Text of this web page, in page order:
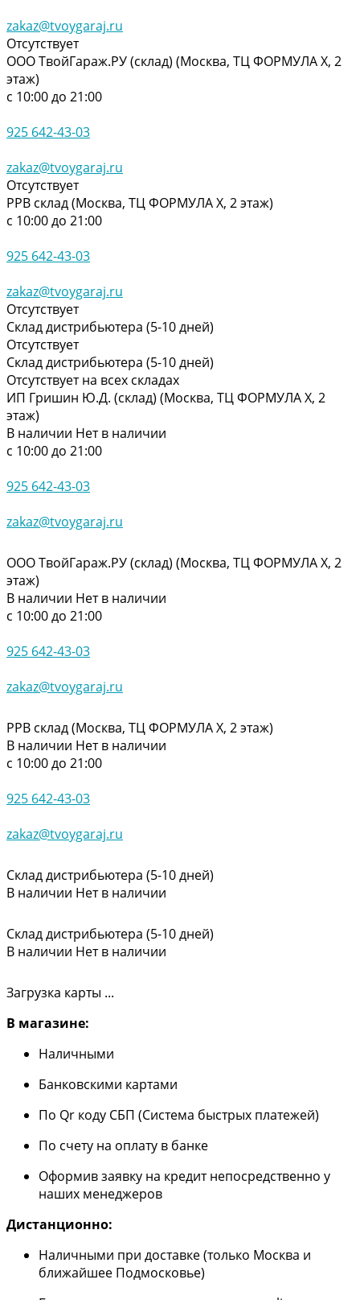
zakaz@tvoygaraj.ru
Отсутствует
ООО ТвойГараж.РУ (склад) (Москва, ТЦ ФОРМУЛА Х, 2
этаж)
с 10:00 до 21:00
925 642-43-03
zakaz@tvoygaraj.ru
Отсутствует
РРВ склад (Москва, ТЦ ФОРМУЛА Х, 2 этаж)
с 10:00 до 21:00
925 642-43-03
zakaz@tvoygaraj.ru
Отсутствует
Склад дистрибьютера (5-10 дней)
Отсутствует
Склад дистрибьютера (5-10 дней)
Отсутствует на всех складах
ИП Гришин Ю.Д. (склад) (Москва, ТЦ ФОРМУЛА Х, 2
этаж)
В наличии Нет в наличии
с 10:00 до 21:00
925 642-43-03
zakaz@tvoygaraj.ru
ООО ТвойГараж.РУ (склад) (Москва, ТЦ ФОРМУЛА Х, 2
этаж)
В наличии Нет в наличии
с 10:00 до 21:00
925 642-43-03
zakaz@tvoygaraj.ru
РРВ склад (Москва, ТЦ ФОРМУЛА Х, 2 этаж)
В наличии Нет в наличии
с 10:00 до 21:00
925 642-43-03
zakaz@tvoygaraj.ru
Склад дистрибьютера (5-10 дней)
В наличии Нет в наличии
Склад дистрибьютера (5-10 дней)
В наличии Нет в наличии
Загрузка карты ...
В магазине:
Наличными
Банковскими картами
По Qr коду СБП (Система быстрых платежей)
По счету на оплату в банке
Оформив заявку на кредит непосредственно у
наших менеджеров
Дистанционно:
Наличными при доставке (только Москва и
ближайшее Подмосковье)